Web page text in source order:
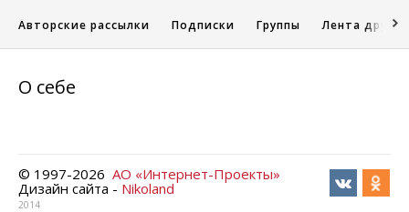
Авторские рассылки Подписки Группы Лента друзей
О себе
© 1997-2026 АО «Интернет-Проекты»
Дизайн сайта - Nikoland
2014